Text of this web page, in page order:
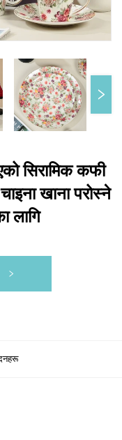
सिरामिक कफी
खाना परोस्ने
लागि